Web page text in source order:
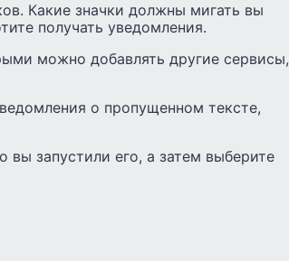
Какие значки должны мигать вы
получать уведомления.
можно добавлять другие сервисы,
о пропущенном тексте,
вы запустили его, а затем выберите